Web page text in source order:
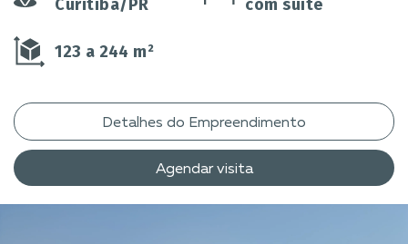
Curitiba/PR
com suíte
123 a 244 m²
Detalhes do Empreendimento
Agendar visita